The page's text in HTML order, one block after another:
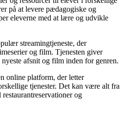
på at levere pædagogiske og
eleverne med at lære og udvikle
streamingtjeneste, der
og film. Tjenesten giver
afsnit og film inden for genren.
online platform, der letter
tjenester. Det kan være alt fra
og